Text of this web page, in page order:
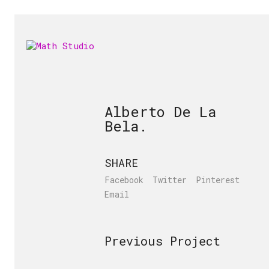
Alberto De La
Bela.
SHARE
Facebook Twitter
Pinterest
Email
Previous Project